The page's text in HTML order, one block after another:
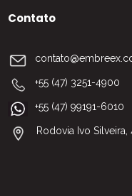
Contato
+55 (47) 3251-4900
+55 (47) 99191-6010
Rodovia Ivo